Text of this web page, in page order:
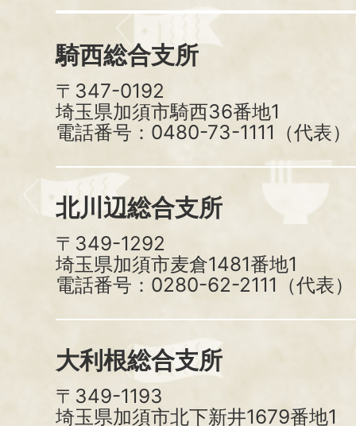
騎西総合支所
〒347-0192
埼玉県加須市騎西36番地1
電話番号：0480-73-1111（代表）
北川辺総合支所
〒349-1292
埼玉県加須市麦倉1481番地1
電話番号：0280-62-2111（代表）
大利根総合支所
〒349-1193
埼玉県加須市北下新井1679番地1